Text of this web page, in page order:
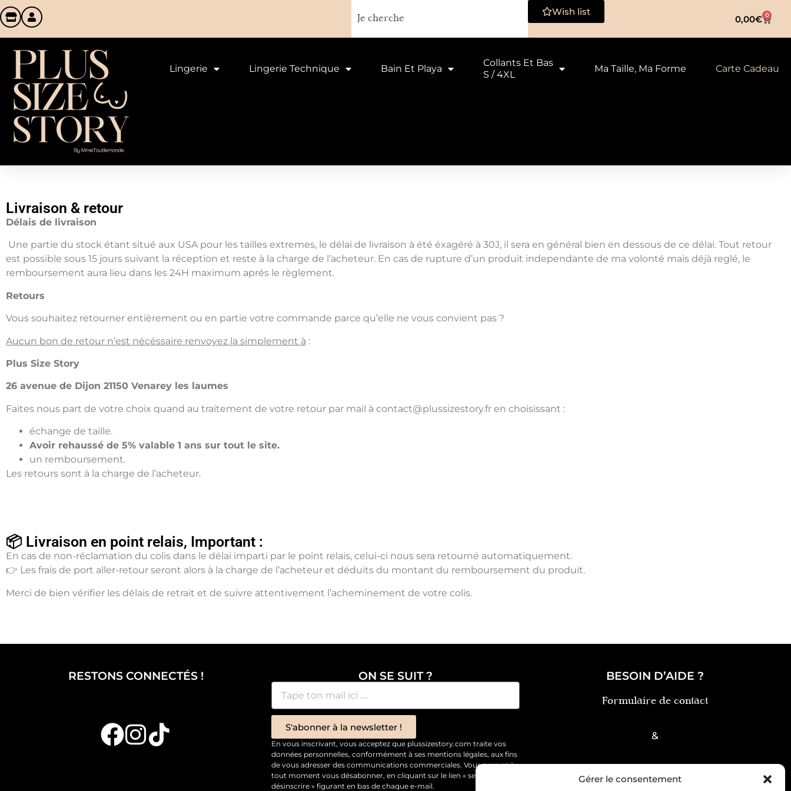
Gérer le consentement
Wish list
0,00€ 0
Lingerie Lingerie Technique Bain Et Playa
Collants Et Bas
S / 4XL
Ma Taille, Ma Forme Carte Cadeau
Livraison & retour
Délais de livraison
Une partie du stock étant situé aux USA pour les tailles extremes, le délai de livraison à été éxagéré à 30J, il sera en général bien en dessous de ce délai. Tout retour
est possible sous 15 jours suivant la réception et reste à la charge de l’acheteur. En cas de rupture d’un produit independante de ma volonté mais déjà reglé, le
remboursement aura lieu dans les 24H maximum aprés le règlement.
Retours
Vous souhaitez retourner entièrement ou en partie votre commande parce qu’elle ne vous convient pas ?
Aucun bon de retour n’est nécéssaire renvoyez la simplement à :
Plus Size Story
26 avenue de Dijon 21150 Venarey les laumes
Faites nous part de votre choix quand au traitement de votre retour par mail à contact@plussizestory.fr en choisissant :
échange de taille.
Avoir rehaussé de 5% valable 1 ans sur tout le site.
un remboursement.
Les retours sont à la charge de l’acheteur.
📦 Livraison en point relais, Important :
En cas de non-réclamation du colis dans le délai imparti par le point relais, celui-ci nous sera retourné automatiquement.
👉 Les frais de port aller-retour seront alors à la charge de l’acheteur et déduits du montant du remboursement du produit.
Merci de bien vérifier les délais de retrait et de suivre attentivement l’acheminement de votre colis.
RESTONS CONNECTÉS ! ON SE SUIT ?
S'abonner à la newsletter !
En vous inscrivant, vous acceptez que plussizestory.com traite vos
données personnelles, conformément à ses mentions légales, aux fins
de vous adresser des communications commerciales. Vous pouvez à
tout moment vous désabonner, en cliquant sur le lien « se
désinscrire » figurant en bas de chaque e-mail.
BESOIN D’AIDE ?
Formulaire de contact
&